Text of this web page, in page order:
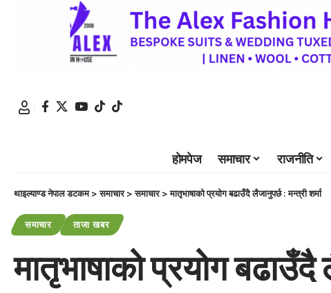
होमपेज समाचार राजनीति
थाइल्याण्ड नेपाल डटकम>समाचार>समाचार>मातृभाषाको प्रयोग बढाउँदै लैजानुपर्छ : मन्त्री शर्मा
समाचार ताजा खबर
मातृभाषाको प्रयोग बढाउँदै